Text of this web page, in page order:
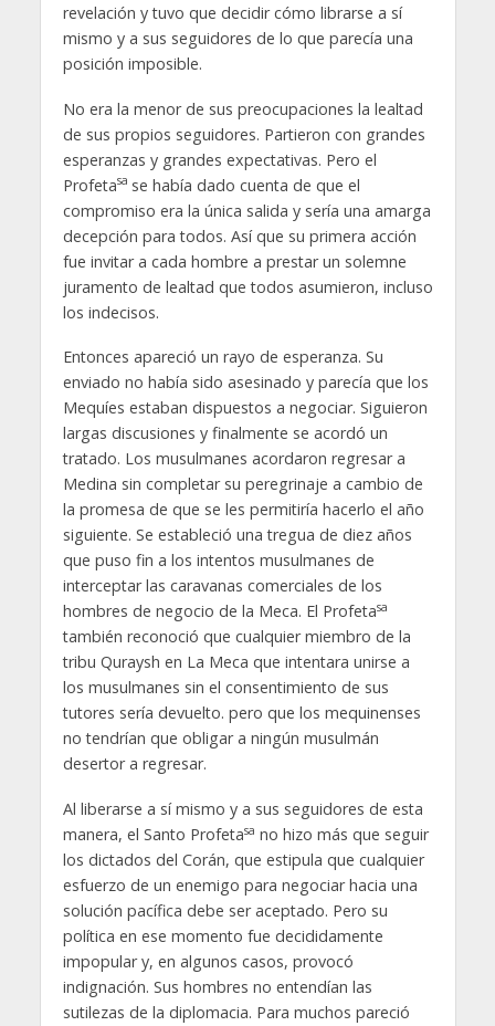
revelación y tuvo que decidir cómo librarse a sí
mismo y a sus seguidores de lo que parecía una
posición imposible.
No era la menor de sus preocupaciones la lealtad
de sus propios seguidores. Partieron con grandes
esperanzas y grandes expectativas. Pero el
Profetasa se había dado cuenta de que el
compromiso era la única salida y sería una amarga
decepción para todos. Así que su primera acción
fue invitar a cada hombre a prestar un solemne
juramento de lealtad que todos asumieron, incluso
los indecisos.
Entonces apareció un rayo de esperanza. Su
enviado no había sido asesinado y parecía que los
Mequíes estaban dispuestos a negociar. Siguieron
largas discusiones y finalmente se acordó un
tratado. Los musulmanes acordaron regresar a
Medina sin completar su peregrinaje a cambio de
la promesa de que se les permitiría hacerlo el año
siguiente. Se estableció una tregua de diez años
que puso fin a los intentos musulmanes de
interceptar las caravanas comerciales de los
hombres de negocio de la Meca. El Profetasa
también reconoció que cualquier miembro de la
tribu Quraysh en La Meca que intentara unirse a
los musulmanes sin el consentimiento de sus
tutores sería devuelto. pero que los mequinenses
no tendrían que obligar a ningún musulmán
desertor a regresar.
Al liberarse a sí mismo y a sus seguidores de esta
manera, el Santo Profetasa no hizo más que seguir
los dictados del Corán, que estipula que cualquier
esfuerzo de un enemigo para negociar hacia una
solución pacífica debe ser aceptado. Pero su
política en ese momento fue decididamente
impopular y, en algunos casos, provocó
indignación. Sus hombres no entendían las
sutilezas de la diplomacia. Para muchos pareció